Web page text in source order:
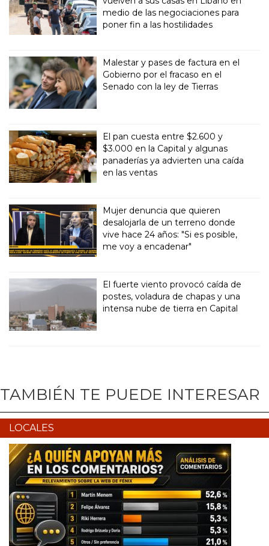
medio de las negociaciones para
poner fin a las hostilidades
Malestar y pases de factura en el
Gobierno por el fracaso en el
Senado con la ley de Tierras
El pan cuesta entre $2.600 y
$3.000 en la Capital y algunas
panaderías ya advierten una caída
en las ventas
Mujer denuncia que quieren
desalojarla de un terreno donde
vive hace 24 años: "Si es posible,
me voy a encadenar"
El fuerte viento provocó caída de
postes, voladura de chapas y una
intensa nube de tierra en Capital
TAMBIÉN TE PUEDE INTERESAR
LOCALES